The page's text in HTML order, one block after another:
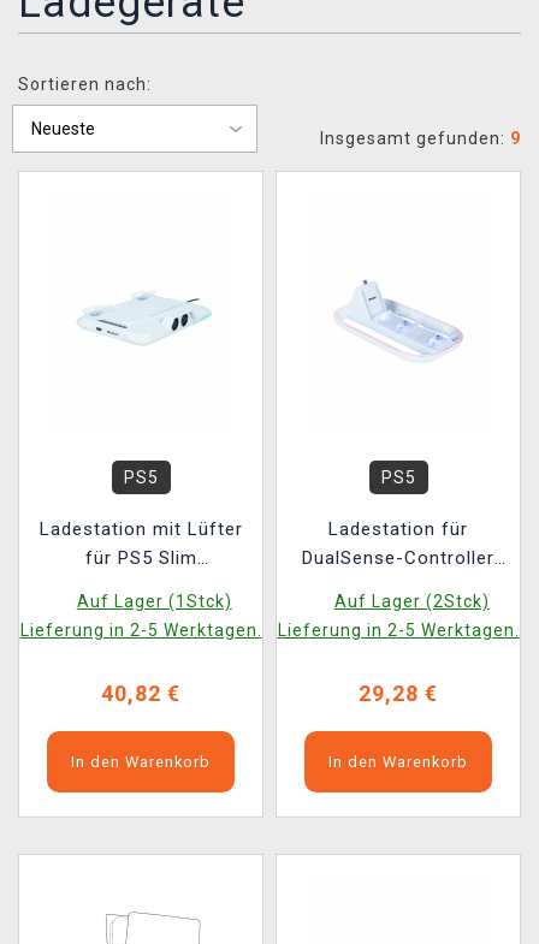
XZONE CLUB
Sortieren nach:
Insgesamt gefunden: 9
PS5
Ladestation mit Lüfter
für PS5 Slim
Auf Lager (1Stck)
Lieferung in 2-5 Werktagen.
40,82 €
In den Warenkorb
PS5
Ladestation für
DualSense-Controller
PS5 Triple Charger
Auf Lager (2Stck)
Lieferung in 2-5 Werktagen.
29,28 €
In den Warenkorb